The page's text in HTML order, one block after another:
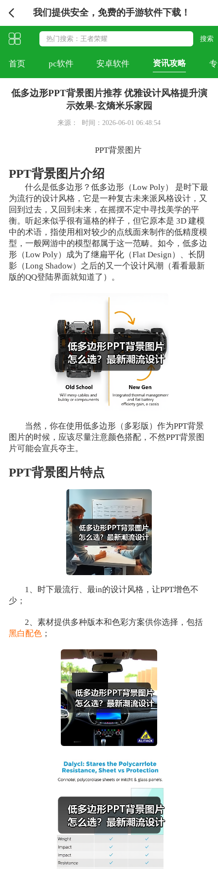
我们提供安全，免费的手游软件下载！
首页 pc软件 安卓软件 资讯攻略
低多边形PPT背景图片推荐 优雅设计风格提升演
示效果-玄熵米乐家园
来源： 时间：2026-06-01 06:48:54
PPT背景图片
PPT背景图片介绍
什么是低多边形？低多边形（Low Poly） 是时下最
为流行的设计风格，它是一种复古未来派风格设计，又
回到过去，又回到未来，在摇摆不定中寻找美学的平
衡。听起来似乎很有逼格的样子，但它原本是 3D 建模
中的术语，指使用相对较少的点线面来制作的低精度模
型，一般网游中的模型都属于这一范畴。如今，低多边
形（Low Poly）成为了继扁平化（Flat Design）、长阴
影（Long Shadow）之后的又一个设计风潮（看看最新
版的QQ登陆界面就知道了）。
当然，你在使用低多边形（多彩版）作为PPT背景
图片的时候，应该尽量注意颜色搭配，不然PPT背景图
片可能会宣兵夺主。
PPT背景图片特点
1、时下最流行、最in的设计风格，让PPT增色不
少；
2、素材提供多种版本和色彩方案供你选择，包括
黑白配色；